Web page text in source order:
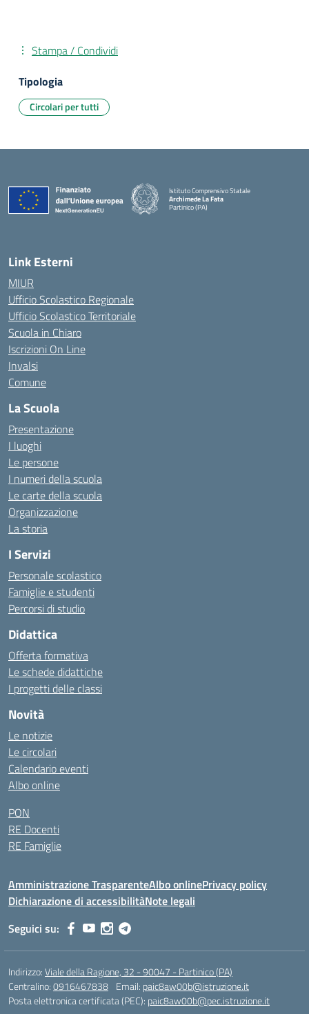
Stampa / Condividi
Tipologia
Circolari per tutti
Istituto Comprensivo Statale
Archimede La Fata
Partinico (PA)
Link Esterni
MIUR
Ufficio Scolastico Regionale
Ufficio Scolastico Territoriale
Scuola in Chiaro
Iscrizioni On Line
Invalsi
Comune
La Scuola
Presentazione
I luoghi
Le persone
I numeri della scuola
Le carte della scuola
Organizzazione
La storia
I Servizi
Personale scolastico
Famiglie e studenti
Percorsi di studio
Didattica
Offerta formativa
Le schede didattiche
I progetti delle classi
Novità
Le notizie
Le circolari
Calendario eventi
Albo online
PON
RE Docenti
RE Famiglie
Amministrazione TrasparenteAlbo onlinePrivacy policy
Dichiarazione di accessibilitàNote legali
Seguici su:
Indirizzo:Viale della Ragione, 32 - 90047 - Partinico (PA)
Centralino:0916467838 Email: paic8aw00b@istruzione.it
Posta elettronica certificata (PEC): paic8aw00b@pec.istruzione.it